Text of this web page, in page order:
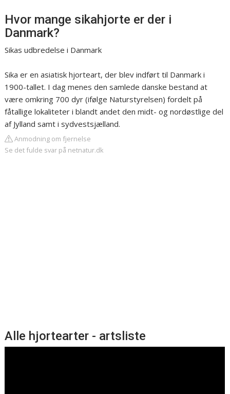
Hvor mange sikahjorte er der i
Danmark?
Sikas udbredelse i Danmark
Sika er en asiatisk hjorteart, der blev indført til Danmark i
1900-tallet. I dag menes den samlede danske bestand at
være omkring 700 dyr (ifølge Naturstyrelsen) fordelt på
fåtallige lokaliteter i blandt andet den midt- og nordøstlige del
af Jylland samt i sydvestsjælland.
Anmodning om fjernelse
Se det fulde svar på netnatur.dk
Alle hjortearter - artsliste